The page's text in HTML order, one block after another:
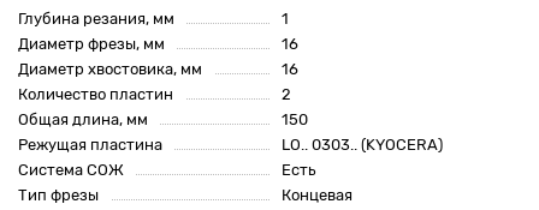
Глубина резания, мм
1
Диаметр фрезы, мм
16
Диаметр хвостовика, мм
16
Количество пластин
2
Общая длина, мм
150
Режущая пластина
LO.. 0303.. (KYOCERA)
Система СОЖ
Есть
Тип фрезы
Концевая